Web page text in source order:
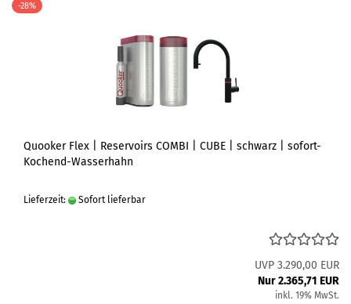
-28%
Quooker Flex | Reservoirs COMBI | CUBE | schwarz | sofort-
Kochend-Wasserhahn
Lieferzeit: Sofort lieferbar
UVP 3.290,00 EUR
Nur 2.365,71 EUR
inkl. 19% MwSt.